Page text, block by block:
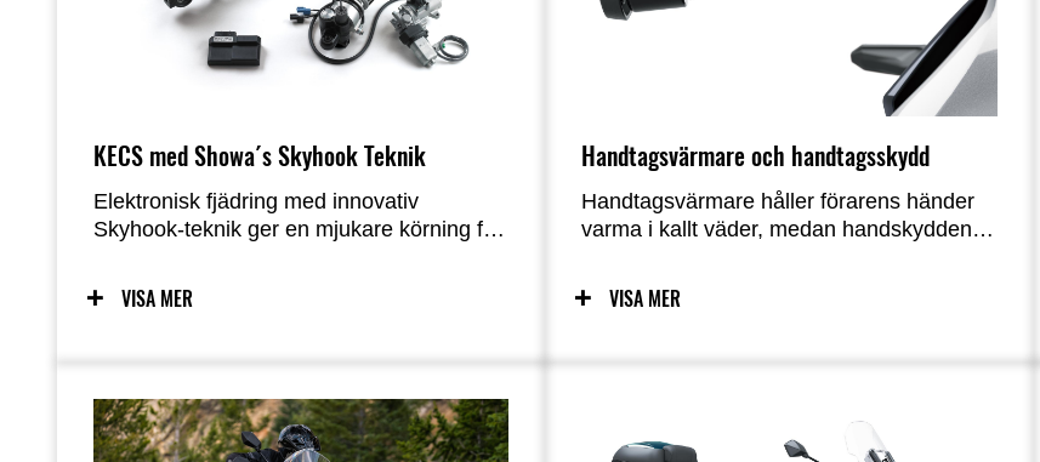
KECS med Showa´s Skyhook Teknik
Elektronisk fjädring med innovativ
Skyhook-teknik ger en mjukare körning för
ökad komfort och körglädje.
VISA MER
Handtagsvärmare och handtagsskydd
Handtagsvärmare håller förarens händer
varma i kallt väder, medan handskydden
till komforten.
VISA MER